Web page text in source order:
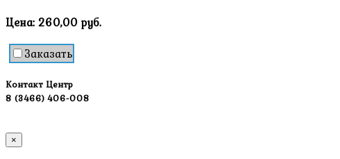
Цена: 260,00 руб.
Заказать
Контакт Центр
8 (3466) 406-008
×